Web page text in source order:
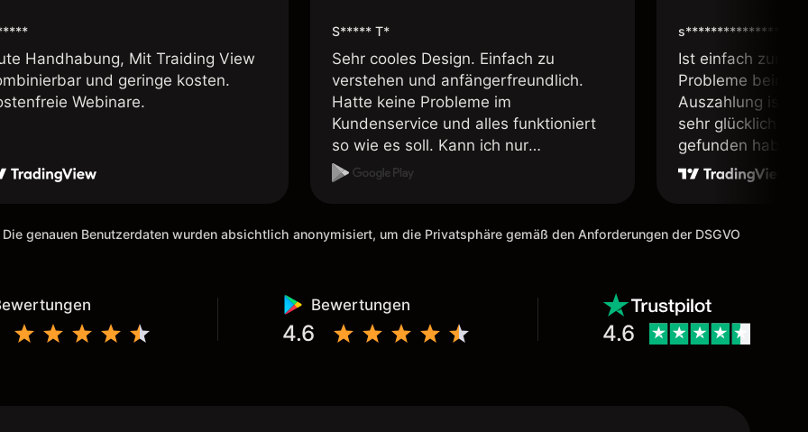
Handhabung, Mit Traiding View
und geringe kosten.
Webinare.
S***** T*
Sehr cooles Design. Einfach zu
verstehen und anfängerfreundlich.
Hatte keine Probleme im
Kundenservice und alles funktioniert
so wie es soll. Kann ich nur
weiterempfehlen.
s****************
Ist einfach zum
Probleme beim
Auszahlung ist
sehr glücklich
gefunden habe.
weiter meine
genauen Benutzerdaten wurden absichtlich anonymisiert, um die Privatsphäre gemäß den Anforderungen der DSGVO
Bewertungen
4.6 4.6